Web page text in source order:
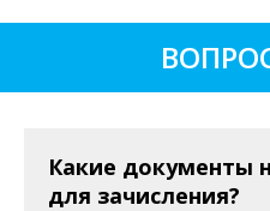
Какие документы
для зачисления?